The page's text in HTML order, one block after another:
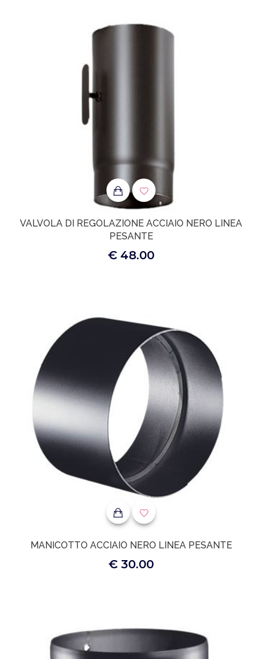
VALVOLA DI REGOLAZIONE ACCIAIO NERO LINEA
PESANTE
€ 48.00
MANICOTTO ACCIAIO NERO LINEA PESANTE
€ 30.00